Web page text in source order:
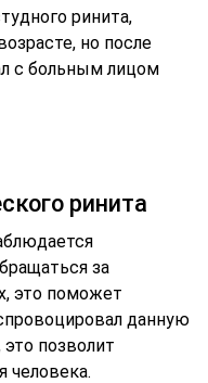
ринита,
но после
с больным лицом
ринита
за
это поможет
данную
позволит
человека.